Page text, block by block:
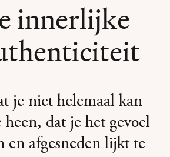
innerlijke
je niet helemaal kan
dat je het gevoel
en afgesneden lijkt te